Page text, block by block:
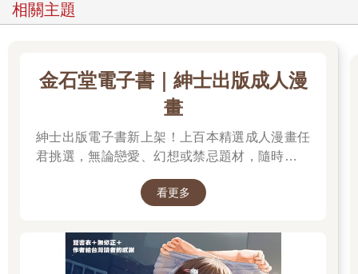
相關主題
金石堂電子書｜紳士出版成人漫
畫
紳士出版電子書新上架！上百本精選成人漫畫任
君挑選，無論戀愛、幻想或禁忌題材，隨時開讀
看更多